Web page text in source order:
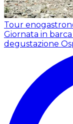
Tour
Giornata in
degustazione